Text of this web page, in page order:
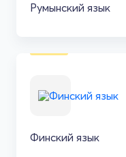
Румынский язык
Финский язык